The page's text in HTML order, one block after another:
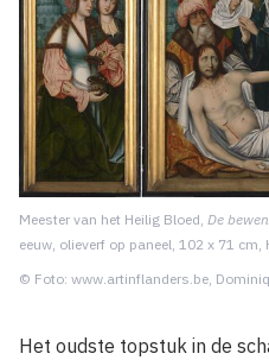
Meester van het Heilig Bloed, De
eeuw, olieverf op paneel, 102 x 71
© Foto: www.artinflanders.be,
Het oudste topstuk in de